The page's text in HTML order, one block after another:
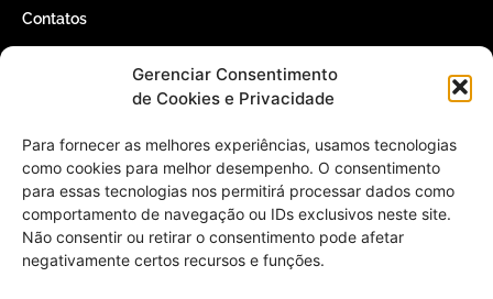
Gerenciar Consentimento
de Cookies e Privacidade
Para fornecer as melhores experiências, usamos tecnologias
como cookies para melhor desempenho. O consentimento
para essas tecnologias nos permitirá processar dados como
comportamento de navegação ou IDs exclusivos neste site.
Não consentir ou retirar o consentimento pode afetar
negativamente certos recursos e funções.
Contatos
(61) 3366-5000
contato@willertomaz.adv.br
QI 1 Conjunto 4 Casa 25 – Lago Sul,